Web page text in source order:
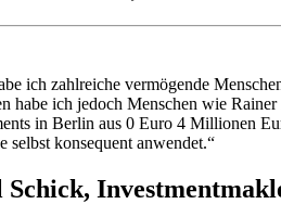
ich zahlreiche vermögende
habe ich jedoch Menschen wie
in Berlin aus 0 Euro 4 Millionen
selbst konsequent anwendet.“
Schick,